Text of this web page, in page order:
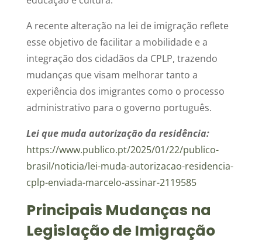
A recente alteração na lei de imigração reflete
esse objetivo de facilitar a mobilidade e a
integração dos cidadãos da CPLP, trazendo
mudanças que visam melhorar tanto a
experiência dos imigrantes como o processo
administrativo para o governo português.
Lei que muda autorização da residência:
https://www.publico.pt/2025/01/22/publico-
brasil/noticia/lei-muda-autorizacao-residencia-
cplp-enviada-marcelo-assinar-2119585
Principais Mudanças na
Legislação de Imigração